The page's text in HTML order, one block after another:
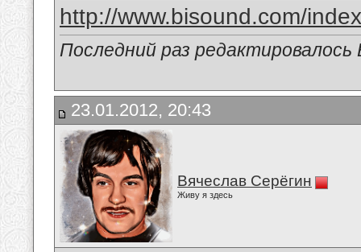
http://www.bisound.com/
Последний раз
23.01.2012, 20:43
Вячеслав Серёгин
Живу я здесь